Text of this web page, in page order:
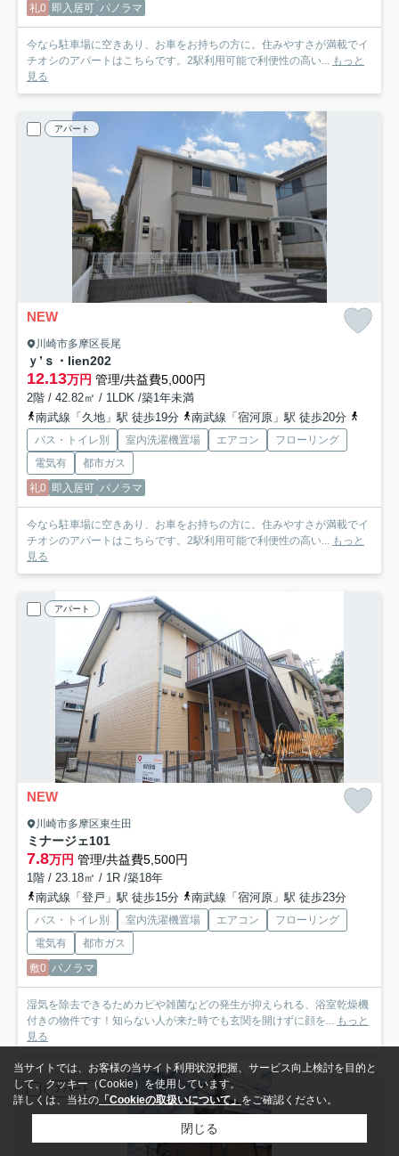
礼0 即入居可 パノラマ
今なら駐車場に空きあり、お車をお持ちの方に。住みやすさが満載でイ
チオシのアパートはこちらです。2駅利用可能で利便性の高い...
もっと
見る
アパート
NEW
川崎市多摩区長尾
ｙ’ｓ・lien202
12.13万円 管理/共益費5,000円
2階 / 42.82㎡ / 1LDK /築1年未満
南武線「久地」駅 徒歩19分
南武線「宿河原」駅 徒歩20分
バス・トイレ別 室内洗濯機置場 エアコン
フローリング
電気有
都市ガス
礼0 即入居可 パノラマ
今なら駐車場に空きあり、お車をお持ちの方に。住みやすさが満載でイ
チオシのアパートはこちらです。2駅利用可能で利便性の高い...
もっと
見る
アパート
NEW
川崎市多摩区東生田
ミナージェ101
7.8万円 管理/共益費5,500円
1階 / 23.18㎡ / 1R /築18年
南武線「登戸」駅 徒歩15分
南武線「宿河原」駅 徒歩23分
バス・トイレ別 室内洗濯機置場 エアコン
フローリング
電気有
都市ガス
敷0 パノラマ
湿気を除去できるためカビや雑菌などの発生が抑えられる、浴室乾燥機
付きの物件です！知らない人が来た時でも玄関を開けずに顔を... もっと
見る
アパート
当サイトでは、お客様の当サイト利用状況把握、サービス向上検討を目的と
して、クッキー（Cookie）を使用しています。
詳しくは、当社の 「Cookieの取扱いについて」 をご確認ください。
閉じる